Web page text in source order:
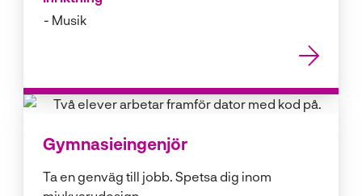
Musik
Gymnasieingenjör
Ta en genväg till jobb. Spetsa dig inom